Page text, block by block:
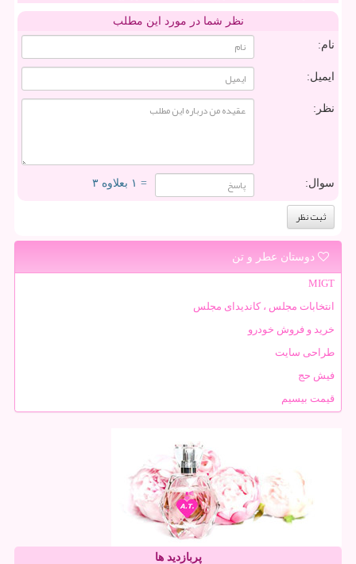
نظر شما در مورد این مطلب
نام:
ایمیل:
نظر:
سوال: = ۱ بعلاوه ۳
دوستان عطر و تن
MIGT
انتخابات مجلس ، کاندیدای مجلس
خرید و فروش خودرو
طراحی سایت
فیش حج
قیمت بیسیم
پربازدید ها